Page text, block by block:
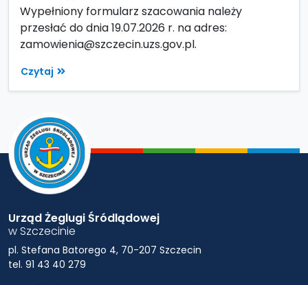
Wypełniony formularz szacowania należy
przesłać do dnia 19.07.2026 r. na adres:
zamowienia@szczecin.uzs.gov.pl.
Czytaj
Urząd Żeglugi Śródlądowej
w Szczecinie
pl. Stefana Batorego 4, 70-207 Szczecin
tel. 91 43 40 279